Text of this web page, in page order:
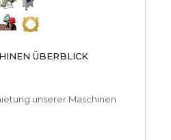
ÜBERBLICK
unserer Maschinen